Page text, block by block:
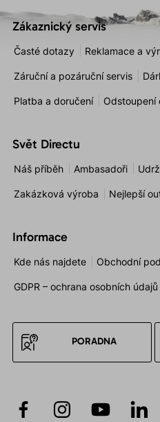
Zákaznický servis
Časté dotazy Reklamace a
Záruční a pozáruční servis
Platba a doručení Odstoupení
Svět Directu
Náš příběh Ambasadoři
Zakázková výroba Nejlepší
Informace
Kde nás najdete Obchodní
GDPR – ochrana osobních údajů
PORADNA